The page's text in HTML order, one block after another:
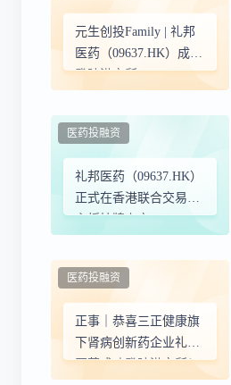
元生创投Family | 礼邦
医药（09637.HK）成功
登陆港交所
礼邦医药（09637.HK）
正式在香港联合交易所
主板挂牌上市
医药投融资
正事｜恭喜三正健康旗
下肾病创新药企业礼邦
医药成功登陆港交所！
医药投融资